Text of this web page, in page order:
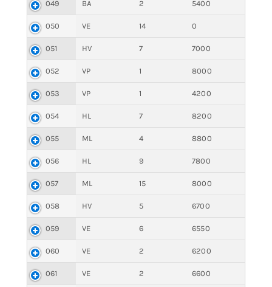
049 BA 2 5400
050 VE 14 0
051 HV 7 7000
052 VP 1 8000
053 VP 1 4200
054 HL 7 8200
055 ML 4 8800
056 HL 9 7800
057 ML 15 8000
058 HV 5 6700
059 VE 6 6550
060 VE 2 6200
061 VE 2 6600